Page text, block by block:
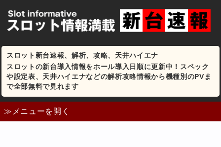
スロット新台速報、解析、攻略、天井ハイエナ
スロットの新台導入情報をホール導入日順に更新中！スペック
や設定表、天井ハイエナなどの解析攻略情報から機種別のPVま
で全部無料で見れます
≫メニューを開く